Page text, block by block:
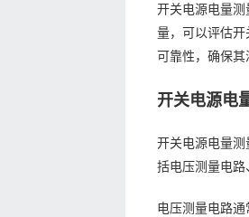
开关电源电量
量，可以评估
可靠性，确保其
开关电源电
开关电源电量
括电压测量电路
电压测量电路